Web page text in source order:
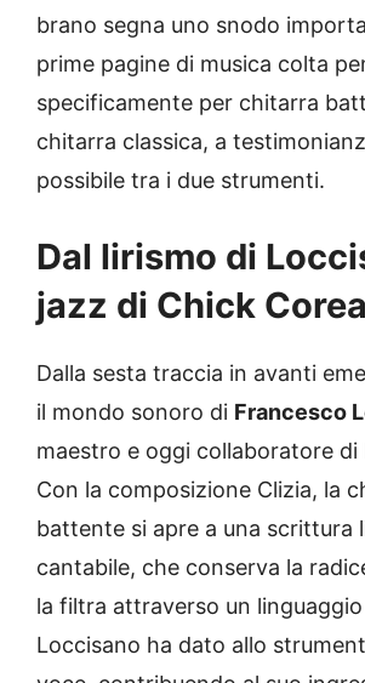
brano segna uno snodo
prime pagine di musica colta
specificamente per chitarra
chitarra classica, a
possibile tra i due strumenti.
Dal lirismo di
jazz di Chick Corea
Dalla sesta traccia in avanti
il mondo sonoro di Francesco
maestro e oggi collaboratore di
Con la composizione Clizia, la
battente si apre a una scrittura
cantabile, che conserva la
la filtra attraverso un
Loccisano ha dato allo